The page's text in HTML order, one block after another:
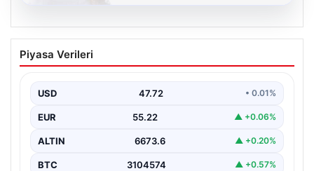
Kelebek sohbet platformu İle Dijital
İletişimin Güvenli Adresi Ve Chat
İnternet çağında insanların güvenli bir biçimde bağlantı
Piyasa Verileri
USD 47.72 • 0.01%
EUR 55.22 ▲ +0.06%
ALTIN 6673.6 ▲ +0.20%
BTC 3104574 ▲ +0.57%